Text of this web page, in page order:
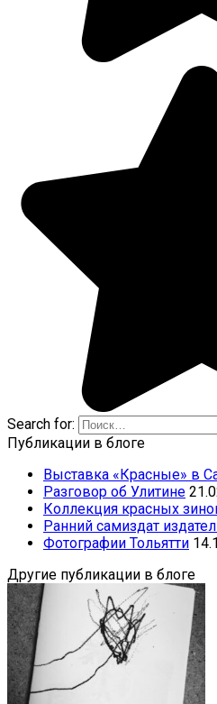
Search for:
Публикации в блоге
Выставка «Красные» в
Разговор об Улитине
Коллекция красных
Ранний самиздат
Фотографии Тольятти
Другие публикации в блоге